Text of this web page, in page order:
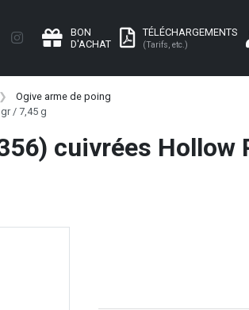
BON
D'ACHAT
TÉLÉCHARGEMENTS
(Tarifs, etc.)
Ogive arme de poing
/ 7,45 g
cuivrées Hollow